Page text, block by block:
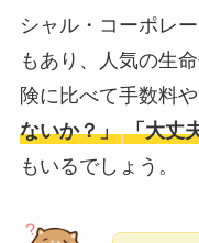
シャル・コーポレ
もあり、人気の生
険に比べて手数料
ないか？」 「大丈
もいるでしょう。